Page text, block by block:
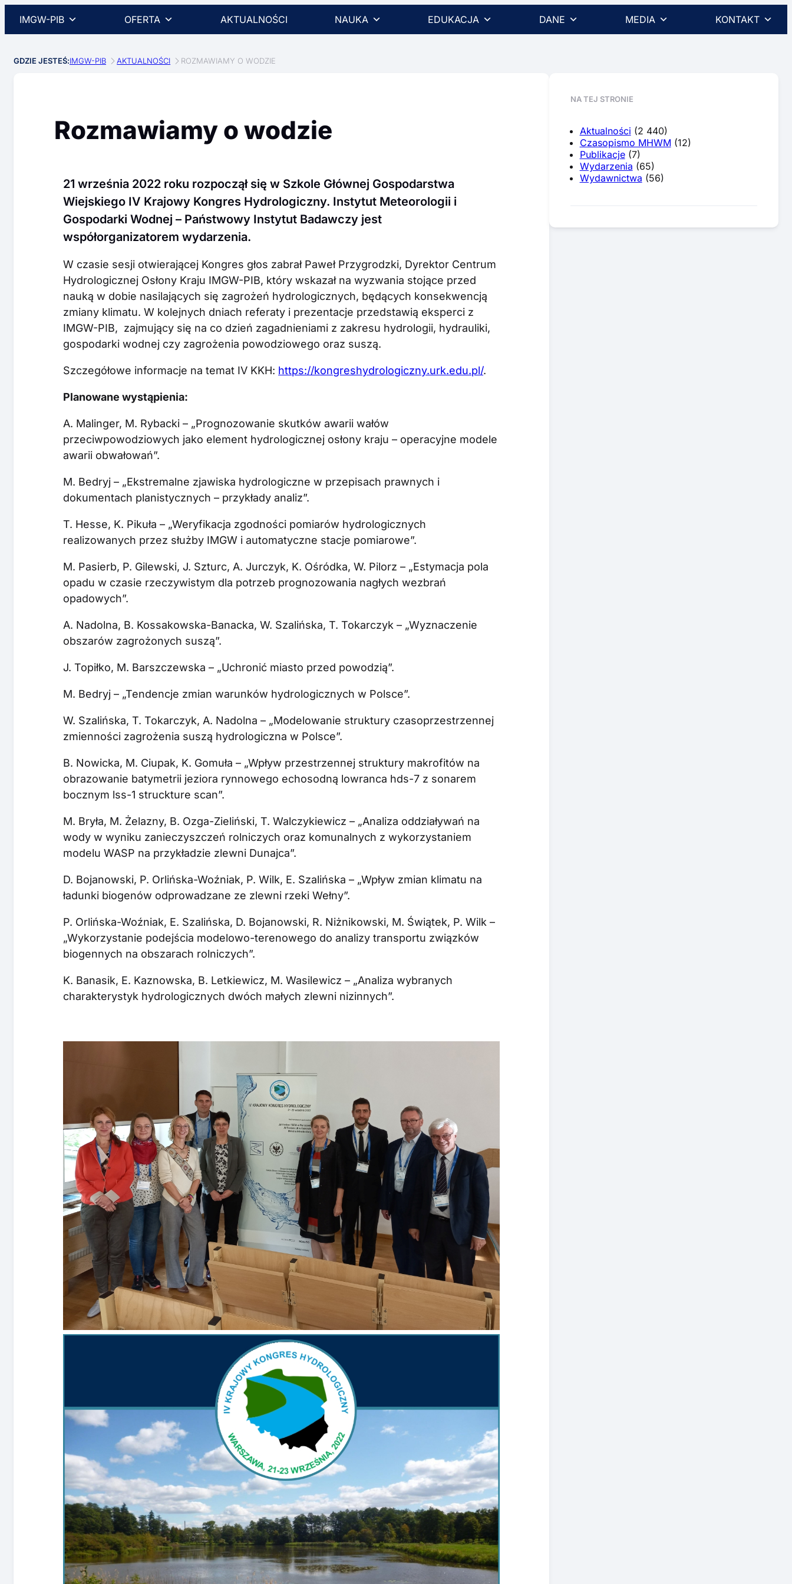
IMGW-PIB OFERTA AKTUALNOŚCI NAUKA EDUKACJA DANE MEDIA KONTAKT
GDZIE JESTEŚ:IMGW-PIB AKTUALNOŚCI ROZMAWIAMY O WODZIE
Rozmawiamy o wodzie
21 września 2022 roku rozpoczął się w Szkole Głównej Gospodarstwa
Wiejskiego IV Krajowy Kongres Hydrologiczny. Instytut Meteorologii i
Gospodarki Wodnej – Państwowy Instytut Badawczy jest
współorganizatorem wydarzenia.
W czasie sesji otwierającej Kongres głos zabrał Paweł Przygrodzki, Dyrektor Centrum
Hydrologicznej Osłony Kraju IMGW-PIB, który wskazał na wyzwania stojące przed
nauką w dobie nasilających się zagrożeń hydrologicznych, będących konsekwencją
zmiany klimatu. W kolejnych dniach referaty i prezentacje przedstawią eksperci z
IMGW-PIB, zajmujący się na co dzień zagadnieniami z zakresu hydrologii, hydrauliki,
gospodarki wodnej czy zagrożenia powodziowego oraz suszą.
Szczegółowe informacje na temat IV KKH: https://kongreshydrologiczny.urk.edu.pl/.
Planowane wystąpienia:
A. Malinger, M. Rybacki – „Prognozowanie skutków awarii wałów
przeciwpowodziowych jako element hydrologicznej osłony kraju – operacyjne modele
awarii obwałowań”.
M. Bedryj – „Ekstremalne zjawiska hydrologiczne w przepisach prawnych i
dokumentach planistycznych – przykłady analiz”.
T. Hesse, K. Pikuła – „Weryfikacja zgodności pomiarów hydrologicznych
realizowanych przez służby IMGW i automatyczne stacje pomiarowe”.
M. Pasierb, P. Gilewski, J. Szturc, A. Jurczyk, K. Ośródka, W. Pilorz – „Estymacja pola
opadu w czasie rzeczywistym dla potrzeb prognozowania nagłych wezbrań
opadowych”.
A. Nadolna, B. Kossakowska-Banacka, W. Szalińska, T. Tokarczyk – „Wyznaczenie
obszarów zagrożonych suszą”.
J. Topiłko, M. Barszczewska – „Uchronić miasto przed powodzią”.
M. Bedryj – „Tendencje zmian warunków hydrologicznych w Polsce”.
W. Szalińska, T. Tokarczyk, A. Nadolna – „Modelowanie struktury czasoprzestrzennej
zmienności zagrożenia suszą hydrologiczna w Polsce”.
B. Nowicka, M. Ciupak, K. Gomuła – „Wpływ przestrzennej struktury makrofitów na
obrazowanie batymetrii jeziora rynnowego echosodną lowranca hds-7 z sonarem
bocznym lss-1 struckture scan”.
M. Bryła, M. Żelazny, B. Ozga-Zieliński, T. Walczykiewicz – „Analiza oddziaływań na
wody w wyniku zanieczyszczeń rolniczych oraz komunalnych z wykorzystaniem
modelu WASP na przykładzie zlewni Dunajca”.
D. Bojanowski, P. Orlińska-Woźniak, P. Wilk, E. Szalińska – „Wpływ zmian klimatu na
ładunki biogenów odprowadzane ze zlewni rzeki Wełny”.
P. Orlińska-Woźniak, E. Szalińska, D. Bojanowski, R. Niżnikowski, M. Świątek, P. Wilk –
„Wykorzystanie podejścia modelowo-terenowego do analizy transportu związków
biogennych na obszarach rolniczych”.
K. Banasik, E. Kaznowska, B. Letkiewicz, M. Wasilewicz – „Analiza wybranych
charakterystyk hydrologicznych dwóch małych zlewni nizinnych”.
NA TEJ STRONIE
Aktualności (2 440)
Czasopismo MHWM (12)
Publikacje(7)
Wydarzenia (65)
Wydawnictwa (56)